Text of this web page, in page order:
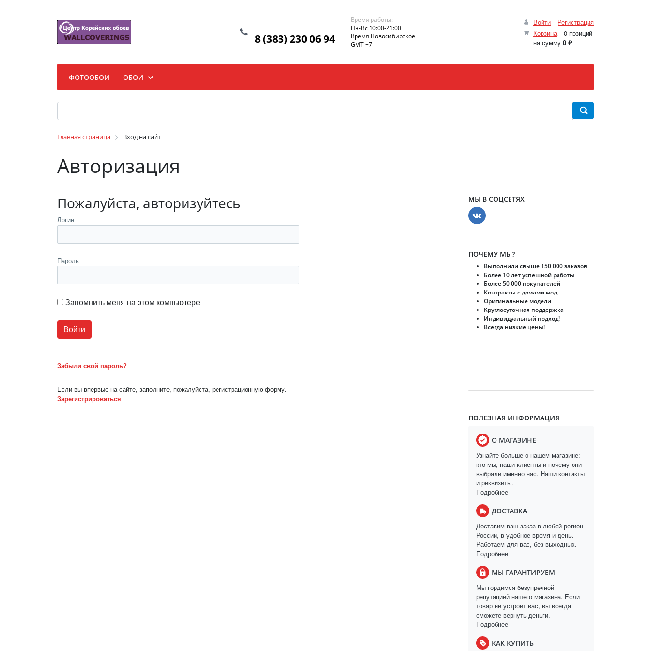
Войти
Регистрация
Корзина
0 позиций
на сумму 0 ₽
8 (383) 230 06 94
Время работы:
Пн-Вс 10:00-21:00
Время Новосибирское
GMT +7
ФОТООБОИ ОБОИ
Главная страница Вход на сайт
Авторизация
Пожалуйста, авторизуйтесь
Логин
Пароль
Запомнить меня на этом компьютере
Забыли свой пароль?
Если вы впервые на сайте, заполните, пожалуйста, регистрационную форму.
Зарегистрироваться
МЫ В СОЦСЕТЯХ
ПОЧЕМУ МЫ?
Выполнили свыше 150 000 заказов
Более 10 лет успешной работы
Более 50 000 покупателей
Контракты с домами мод
Оригинальные модели
Круглосуточная поддержка
Индивидуальный подход!
Всегда низкие цены!
ПОЛЕЗНАЯ ИНФОРМАЦИЯ
О МАГАЗИНЕ
Узнайте больше о нашем магазине:
кто мы, наши клиенты и почему они
выбрали именно нас. Наши контакты
и реквизиты.
Подробнее
ДОСТАВКА
Доставим ваш заказ в любой регион
России, в удобное время и день.
Работаем для вас, без выходных.
Подробнее
МЫ ГАРАНТИРУЕМ
Мы гордимся безупречной
репутацией нашего магазина. Если
товар не устроит вас, вы всегда
сможете вернуть деньги.
Подробнее
КАК КУПИТЬ